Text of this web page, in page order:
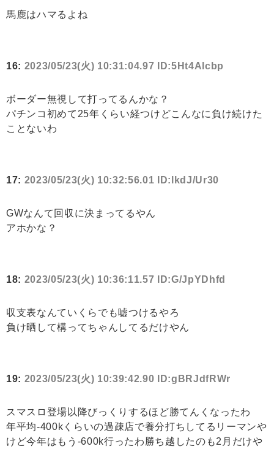
馬鹿はハマるよね
16: 2023/05/23(火) 10:31:04.97 ID:5Ht4Alcbp
ボーダー無視して打ってるんかな？
パチンコ初めて25年くらい経つけどこんなに負け続けた
ことないわ
17: 2023/05/23(火) 10:32:56.01 ID:lkdJ/Ur30
GWなんて回収に決まってるやん
アホかな？
18: 2023/05/23(火) 10:36:11.57 ID:G/JpYDhfd
収支表なんていくらでも嘘つけるやろ
負け晒して構ってちゃんしてるだけやん
19: 2023/05/23(火) 10:39:42.90 ID:gBRJdfRWr
スマスロ登場以降びっくりするほど勝てんくなったわ
年平均-400kくらいの過疎店で養分打ちしてるリーマンや
けど今年はもう-600k行ったわ勝ち越したのも2月だけや